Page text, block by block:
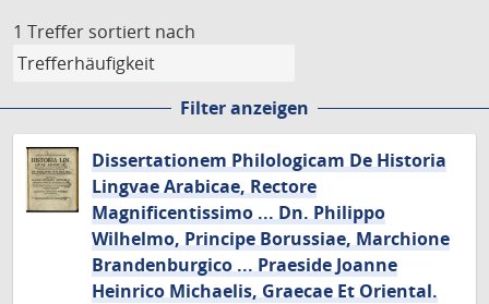
1 Treffer sortiert nach
Filter anzeigen
Dissertationem Philologicam De Historia
Lingvae Arabicae, Rectore
Magnificentissimo ... Dn. Philippo
Wilhelmo, Principe Borussiae, Marchione
Brandenburgico ... Praeside Joanne
Heinrico Michaelis, Graecae Et Oriental.